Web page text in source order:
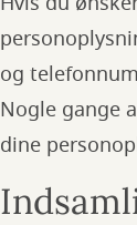
og
Nogle gange
dine